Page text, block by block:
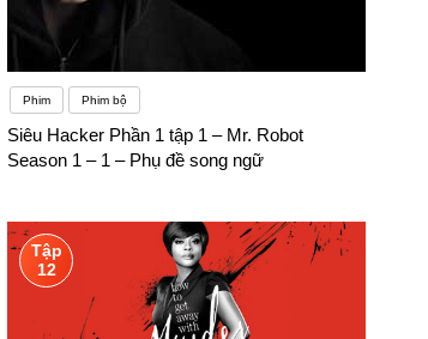
Phim Phim bộ
Siêu Hacker Phần 1 tập 1 – Mr. Robot
Season 1 – 1 – Phụ đề song ngữ
Tập
12